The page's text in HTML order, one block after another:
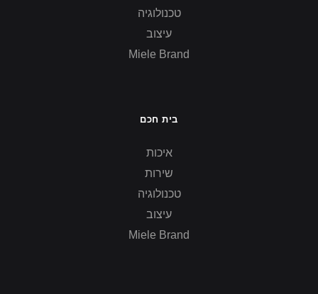
טכנולוגיה
עיצוב
Miele Brand
בית חכם
איכות
שירות
טכנולוגיה
עיצוב
Miele Brand